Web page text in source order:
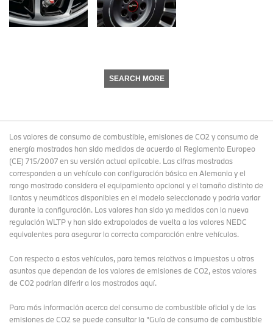
SEARCH MORE
Los valores de consumo de combustible, emisiones de CO2 y consumo de
energía mostrados han sido medidos de acuerdo al Reglamento Europeo
(CE) 715/2007 en su versión actual aplicable. Las cifras mostradas
corresponden a un vehículo con configuración básica en Alemania y el
rango mostrado considera el equipamiento opcional y el tamaño distinto de
llantas y neumáticos disponibles en el modelo seleccionado y podría variar
durante la configuración. Los valores han sido ya medidos con la nueva
regulación WLTP y han sido extrapolados de vuelta a los valores NEDC
equivalentes para asegurar la correcta comparación entre vehículos.
Con respecto a estos vehículos, para temas relativos a impuestos u otros
asuntos que dependan de los valores de emisiones de CO2, estos valores
de CO2 podrían diferir a los mostrados aquí.
Para más información acerca del consumo de combustible oficial y de las
emisiones de CO2 se puede consultar la "Guía de consumo de combustible